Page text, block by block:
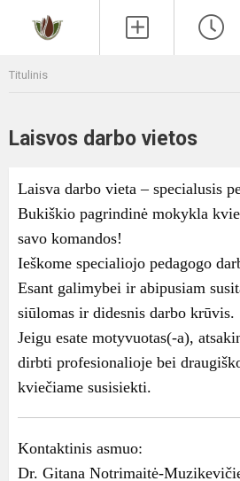
Titulinis
Laisvos darbo vietos
Laisva darbo vieta – specialusis
Bukiškio pagrindinė mokykla
savo komandos!
Ieškome specialiojo pedagogo
Esant galimybei ir abipusiam
siūlomas ir didesnis darbo krūvis.
Jeigu esate motyvuotas(-a),
dirbti profesionalioje bei
kviečiame susisiekti.
Kontaktinis asmuo:
Dr. Gitana Notrimaitė-